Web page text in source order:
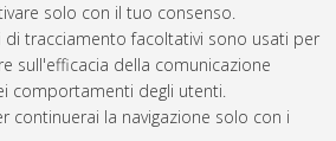
solo con il tuo consenso.
tracciamento facoltativi sono usati per
sull'efficacia della comunicazione
comportamenti degli utenti.
continuerai la navigazione solo con i
del documento: